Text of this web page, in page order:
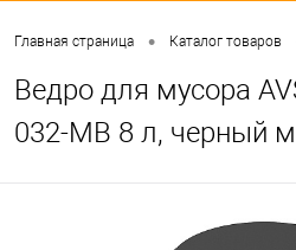
Главная страница • Каталог товаров
Ведро для мусора
032-MB 8 л, черный